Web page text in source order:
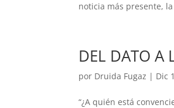
noticia más presente,
DEL DATO A
por Druida Fugaz | Dic
“¿A quién está